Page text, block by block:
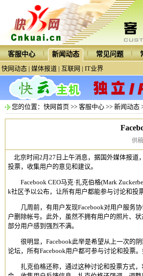
客服中心 新闻动态 常见问题
快网动态 | 媒体报道 | 互联网 | IT业界
您的位置： 快网首页 >> 客服中心 >> 新闻动态
供
北京时间2月27日上午消息，据国外媒体报道
投票，收集用户的意见和建议。
Facebook CEO马克·扎克伯格(Mark
k社区予以公布，让所有用户都能参与讨论和投
几周前，有用户发现Facebook对用户服务协
户删除帐号。此外，虽然不拥有用户的照片、
部分用户感到强烈不满。
很明显，Facebook此举是希望从上一次的阴
论坛，所有Facebook用户都可参与讨论和投票
扎克伯格还称，通过这种讨论和投票方式，